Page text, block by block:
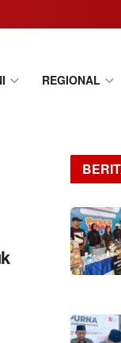
REGIONAL